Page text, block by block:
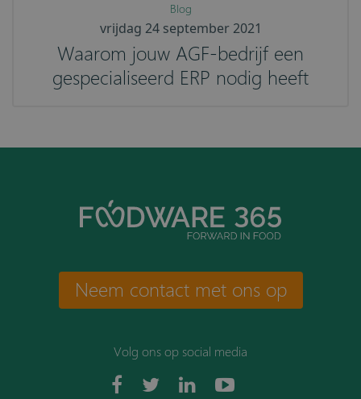
Blog
vrijdag 24 september 2021
Waarom jouw AGF-bedrijf een
gespecialiseerd ERP nodig heeft
Neem contact met ons op
Volg ons op social media